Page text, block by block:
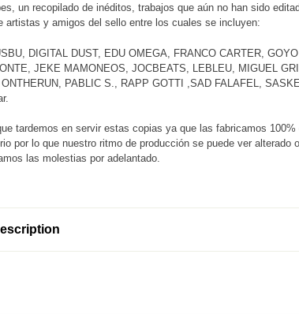
un recopilado de inéditos, trabajos que aún no han sido
artistas y amigos del sello entre los cuales se incluyen:
DIGITAL DUST, EDU OMEGA, FRANCO CARTER,
JEKE MAMONEOS, JOCBEATS, LEBLEU, MIGUEL
PABLIC S., RAPP GOTTI ,SAD FALAFEL,
tardemos en servir estas copias ya que las fabricamos 100%
por lo que nuestro ritmo de producción se puede ver alterado
las molestias por adelantado.